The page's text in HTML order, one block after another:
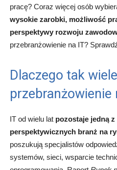
pracę? Coraz więcej osób
wysokie zarobki, możliwość
perspektywy rozwoju
przebranżowienie na IT?
Dlaczego tak
przebranżowienie
IT od wielu lat pozostaje jedną
perspektywicznych branż na
poszukują specjalistów
systemów, sieci, wsparcie